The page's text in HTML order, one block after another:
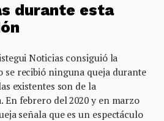
durante esta
Noticias consiguió la
recibió ninguna queja durante
existentes son de la
En febrero del 2020 y en marzo
señala que es un espectáculo